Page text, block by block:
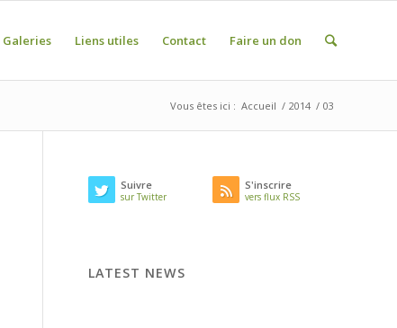
Galeries Liens utiles Contact Faire un don
Vous êtes ici : Accueil / 2014 / 03
Suivre
sur Twitter
S'inscrire
vers flux RSS
LATEST NEWS